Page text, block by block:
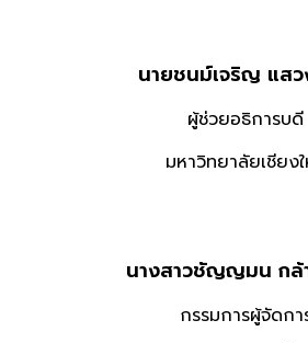
นายชนม์เจริญ แส
ผู้ช่วยอธิการบดี
มหาวิทยาลัยเชียง
นางสาวชัญญมน กล้
กรรมการผู้จัดกา